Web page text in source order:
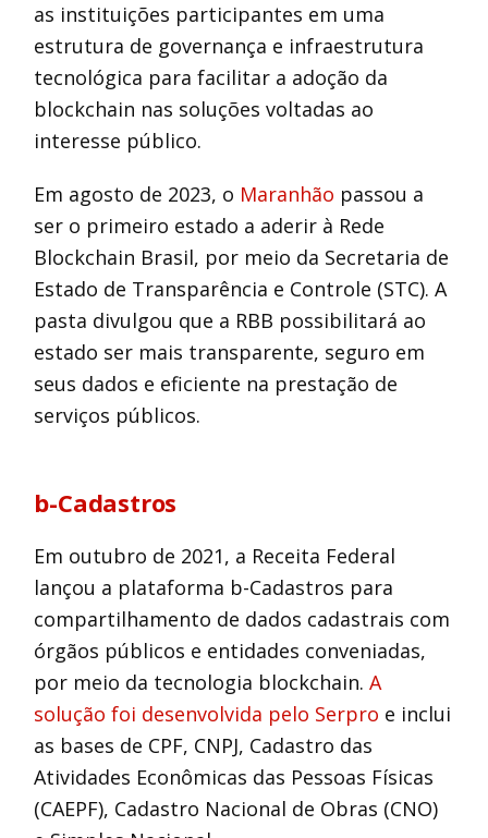
as instituições participantes em uma
estrutura de governança e infraestrutura
tecnológica para facilitar a adoção da
blockchain nas soluções voltadas ao
interesse público.
Em agosto de 2023, o Maranhão passou a
ser o primeiro estado a aderir à Rede
Blockchain Brasil, por meio da Secretaria de
Estado de Transparência e Controle (STC). A
pasta divulgou que a RBB possibilitará ao
estado ser mais transparente, seguro em
seus dados e eficiente na prestação de
serviços públicos.
b-Cadastros
Em outubro de 2021, a Receita Federal
lançou a plataforma b-Cadastros para
compartilhamento de dados cadastrais com
órgãos públicos e entidades conveniadas,
por meio da tecnologia blockchain.A
solução foi desenvolvida pelo Serpro e inclui
as bases de CPF, CNPJ, Cadastro das
Atividades Econômicas das Pessoas Físicas
(CAEPF), Cadastro Nacional de Obras (CNO)